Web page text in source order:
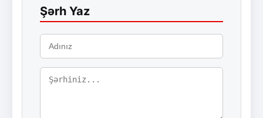
Şərh Yaz